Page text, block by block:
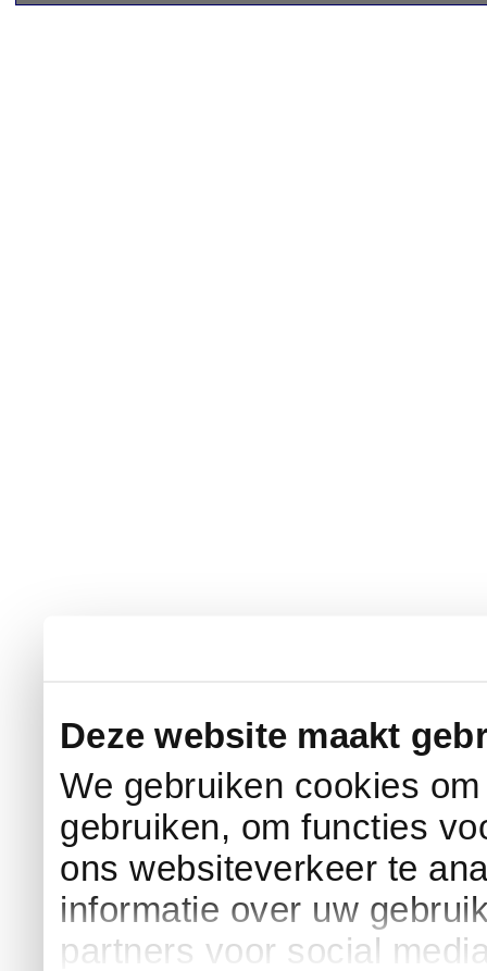
Deze website maakt
We gebruiken cookies
gebruiken, om functies
ons websiteverkeer te
informatie over uw
partners voor social